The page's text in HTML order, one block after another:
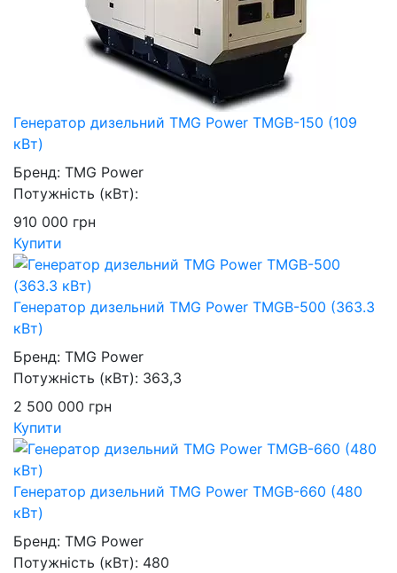
Генератор дизельний TMG Power TMGB-150 (109
кВт)
Бренд: TMG Power
Потужність (кВт):
910 000 грн
Купити
Генератор дизельний TMG Power TMGB-500 (363.3
кВт)
Бренд: TMG Power
Потужність (кВт): 363,3
2 500 000 грн
Купити
Генератор дизельний TMG Power TMGB-660 (480
кВт)
Бренд: TMG Power
Потужність (кВт): 480